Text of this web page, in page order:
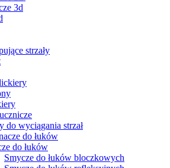
3d
strzały
do wyciągania strzał
do łuków
do łuków
Smycze do łuków bloczkowych